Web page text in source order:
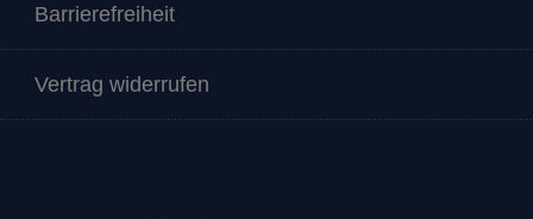
Barrierefreiheit
Vertrag widerrufen